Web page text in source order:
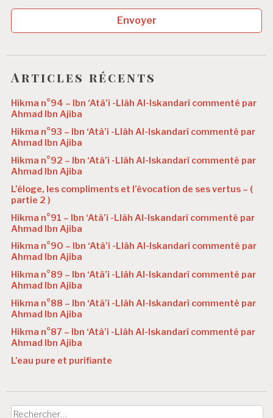
Envoyer
Articles récents
Hikma n°94 – Ibn ‘Atâ’i -Llâh Al-Iskandarî commenté par
Ahmad Ibn Ajiba
Hikma n°93 – Ibn ‘Atâ’i -Llâh Al-Iskandarî commenté par
Ahmad Ibn Ajiba
Hikma n°92 – Ibn ‘Atâ’i -Llâh Al-Iskandarî commenté par
Ahmad Ibn Ajiba
L’éloge, les compliments et l’évocation de ses vertus – (
partie 2 )
Hikma n°91 – Ibn ‘Atâ’i -Llâh Al-Iskandarî commenté par
Ahmad Ibn Ajiba
Hikma n°90 – Ibn ‘Atâ’i -Llâh Al-Iskandarî commenté par
Ahmad Ibn Ajiba
Hikma n°89 – Ibn ‘Atâ’i -Llâh Al-Iskandarî commenté par
Ahmad Ibn Ajiba
Hikma n°88 – Ibn ‘Atâ’i -Llâh Al-Iskandarî commenté par
Ahmad Ibn Ajiba
Hikma n°87 – Ibn ‘Atâ’i -Llâh Al-Iskandarî commenté par
Ahmad Ibn Ajiba
L’eau pure et purifiante
Rechercher :